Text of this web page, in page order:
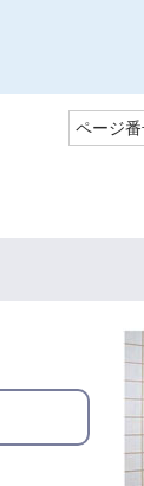
ページ